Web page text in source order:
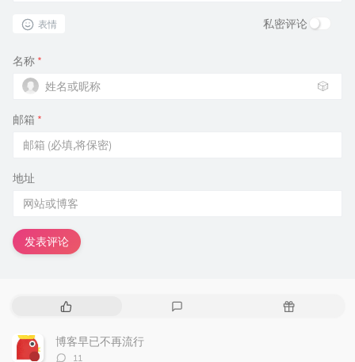
表情 私密评论
名称 *
🎲
邮箱 *
地址
发表评论
热
文
章
随
博客早已不再流行
评
11